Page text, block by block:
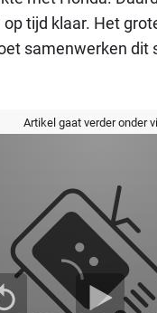
tijd klaar. Het
samenwerken dit
Artikel gaat verder onder